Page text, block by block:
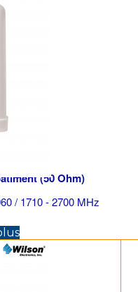
(50 Ohm)
/ 1710 - 2700 MHz
(opens in new tab)